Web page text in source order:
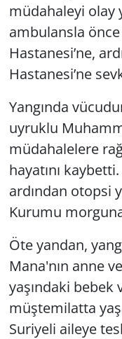
müdahaleyi olay
ambulansla
Hastanesi’ne,
Hastanesi’ne
Yangında
uyruklu
müdahalelere
hayatını
ardından otopsi
Kurumu
Öte yandan,
Mana'nın anne
yaşındaki bebek
müştemilatta
Suriyeli aileye